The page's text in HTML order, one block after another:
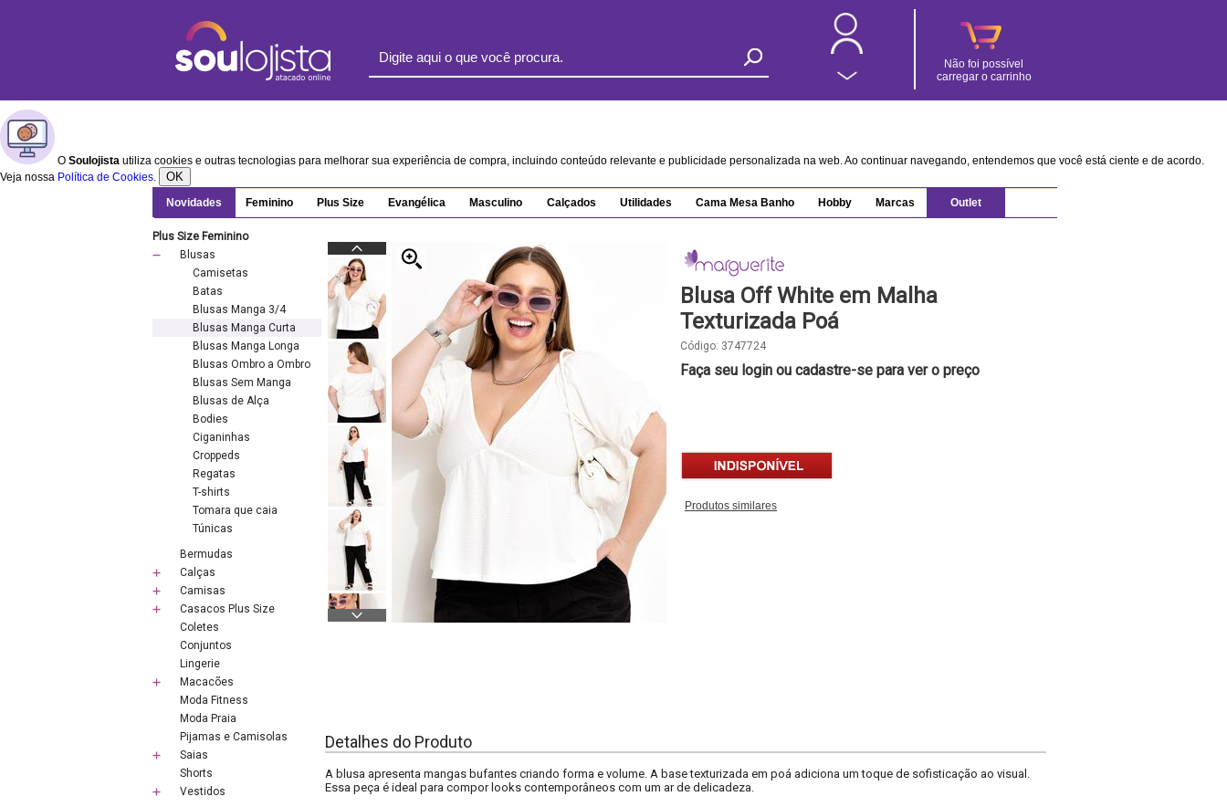
Não foi possível
carregar o carrinho
O Soulojista utiliza cookies e outras tecnologias para melhorar sua experiência de compra, incluindo conteúdo relevante e publicidade personalizada na web. Ao continuar navegando, entendemos que você está ciente e de acordo.
Veja nossa Política de Cookies. OK
Novidades Feminino Plus Size Evangélica Masculino Calçados Utilidades Cama Mesa Banho Hobby Marcas Outlet
Plus Size Feminino
Blusas
Camisetas
Batas
Blusas Manga 3/4
Blusas Manga Curta
Blusas Manga Longa
Blusas Ombro a Ombro
Blusas Sem Manga
Blusas de Alça
Bodies
Ciganinhas
Croppeds
Regatas
T-shirts
Tomara que caia
Túnicas
Bermudas
Calças
Camisas
Casacos Plus Size
Coletes
Conjuntos
Lingerie
Macacões
Moda Fitness
Moda Praia
Pijamas e Camisolas
Saias
Shorts
Vestidos
Blusa Off White em Malha
Texturizada Poá
Código: 3747724
Faça seu login ou cadastre-se para ver o preço
Produtos similares
Detalhes do Produto
A blusa apresenta mangas bufantes criando forma e volume. A base texturizada em poá adiciona um toque de sofisticação ao visual.
Essa peça é ideal para compor looks contemporâneos com um ar de delicadeza.